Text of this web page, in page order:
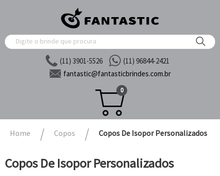
(11) 3901-5526
(11) 96844-2421
fantastic@fantasticbrindes.com.br
0
Home Copos Copos De Isopor Personalizados
Copos De Isopor Personalizados